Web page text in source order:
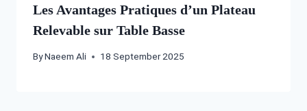
Les Avantages Pratiques d’un Plateau
Relevable sur Table Basse
ByNaeem Ali 18 September 2025